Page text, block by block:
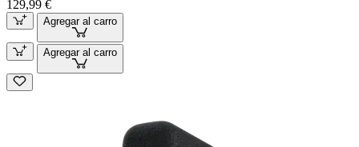
129,99 €
Agregar al carro
Agregar al carro